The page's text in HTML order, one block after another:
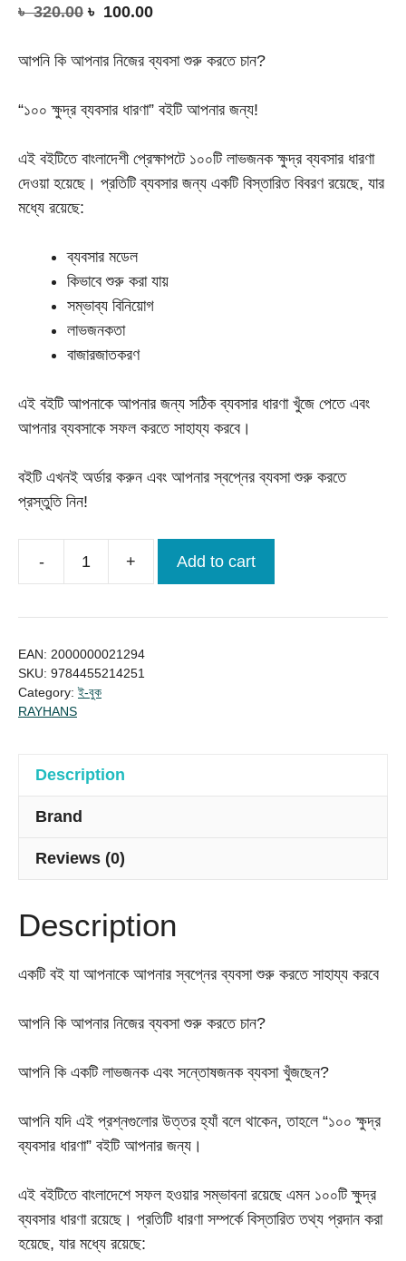
৳320.00 Original
was:
৳ 100.00Current
is:
আপনি কি আপনার নিজের ব্যবসা শুরু করতে চান?
“১০০ ক্ষুদ্র ব্যবসার ধারণা” বইটি আপনার জন্য!
এই বইটিতে বাংলাদেশী প্রেক্ষাপটে ১০০টি লাভজনক ক্ষুদ্র ব্যবসার ধারণা
দেওয়া হয়েছে। প্রতিটি ব্যবসার জন্য একটি বিস্তারিত বিবরণ রয়েছে, যার
মধ্যে রয়েছে:
ব্যবসার মডেল
কিভাবে শুরু করা যায়
সম্ভাব্য বিনিয়োগ
লাভজনকতা
বাজারজাতকরণ
এই বইটি আপনাকে আপনার জন্য সঠিক ব্যবসার ধারণা খুঁজে পেতে এবং
আপনার ব্যবসাকে সফল করতে সাহায্য করবে।
বইটি এখনই অর্ডার করুন এবং আপনার স্বপ্নের ব্যবসা শুরু করতে
প্রস্তুতি নিন!
-
ব্যবসার
+ Add to cart
EAN: 2000000021294
SKU: 9784455214251
Category:ই-বুক
RAYHANS
Description
Brand
Reviews (0)
Description
একটি বই যা আপনাকে আপনার স্বপ্নের ব্যবসা শুরু করতে সাহায্য করবে
আপনি কি আপনার নিজের ব্যবসা শুরু করতে চান?
আপনি কি একটি লাভজনক এবং সন্তোষজনক ব্যবসা খুঁজছেন?
আপনি যদি এই প্রশ্নগুলোর উত্তর হ্যাঁ বলে থাকেন, তাহলে “১০০ ক্ষুদ্র
ব্যবসার ধারণা” বইটি আপনার জন্য।
এই বইটিতে বাংলাদেশে সফল হওয়ার সম্ভাবনা রয়েছে এমন ১০০টি ক্ষুদ্র
ব্যবসার ধারণা রয়েছে। প্রতিটি ধারণা সম্পর্কে বিস্তারিত তথ্য প্রদান করা
হয়েছে, যার মধ্যে রয়েছে: